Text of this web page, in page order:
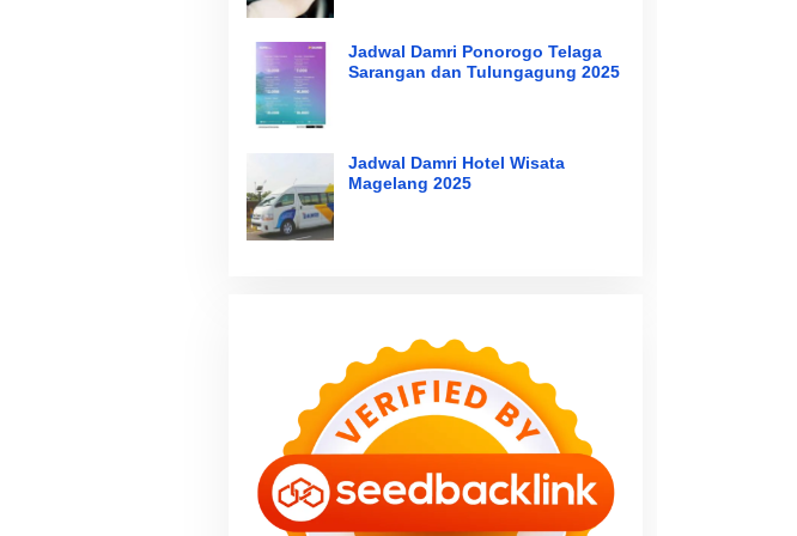
Jadwal Damri Ponorogo Telaga
Sarangan dan Tulungagung 2025
Jadwal Damri Hotel Wisata
Magelang 2025